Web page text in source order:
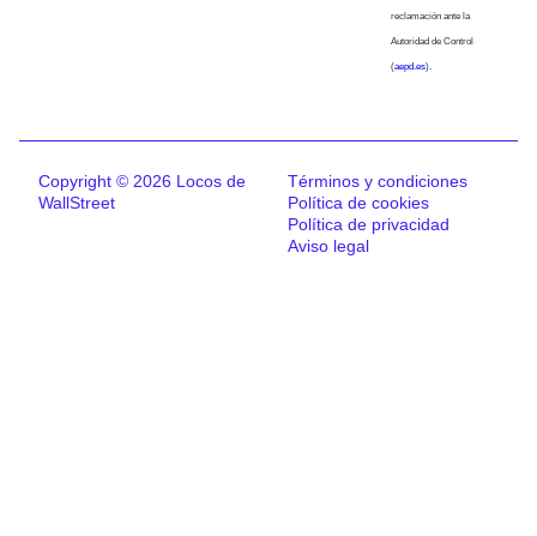
reclamación ante la
Autoridad de Control
(aepd.es).
Copyright © 2026 Locos de
WallStreet
Términos y condiciones
Política de cookies
Política de privacidad
Aviso legal